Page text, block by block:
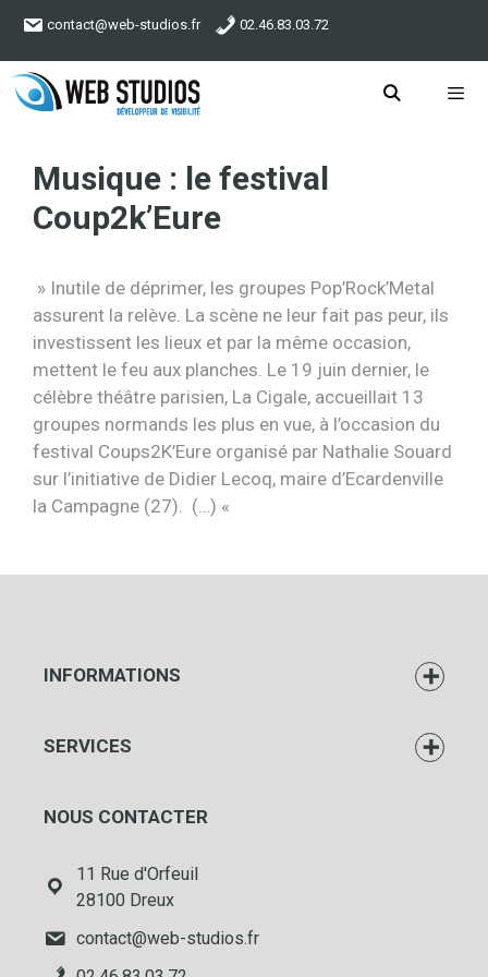
contenu
contact@web-studios.fr 02.46.83.03.72
Musique : le festival
Coup2k’Eure
» Inutile de déprimer, les groupes Pop’Rock’Metal
assurent la relève. La scène ne leur fait pas peur, ils
investissent les lieux et par la même occasion,
mettent le feu aux planches. Le 19 juin dernier, le
célèbre théâtre parisien, La Cigale, accueillait 13
groupes normands les plus en vue, à l’occasion du
festival Coups2K’Eure organisé par Nathalie Souard
sur l’initiative de Didier Lecoq, maire d’Ecardenville
la Campagne (27). (…) «
INFORMATIONS
SERVICES
NOUS CONTACTER
11 Rue d'Orfeuil
28100 Dreux
contact@web-studios.fr